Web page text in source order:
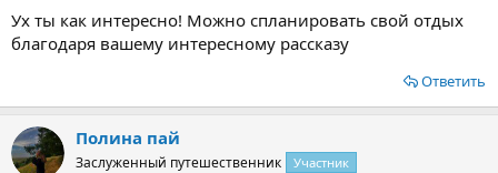
Ух ты как интересно! Можно спланировать свой отдых
благодаря вашему интересному рассказу
Ответить
Полина пай
Заслуженный путешественник Участник